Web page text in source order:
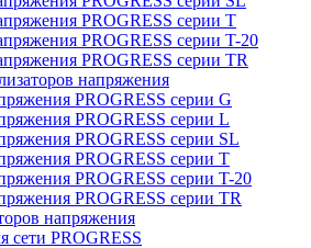
PROGRESS серии T
PROGRESS серии T-20
PROGRESS серии TR
напряжения
PROGRESS серии G
PROGRESS серии L
PROGRESS серии SL
PROGRESS серии T
PROGRESS серии T-20
PROGRESS серии TR
напряжения
сети PROGRESS